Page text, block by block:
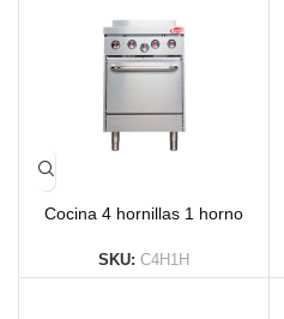
Cocina 4 hornillas 1 horno
SKU: C4H1H